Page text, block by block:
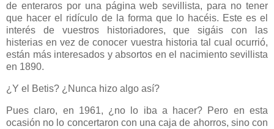
de enteraros por una página web sevillista, para no tener
que hacer el ridículo de la forma que lo hacéis. Este es el
interés de vuestros historiadores, que sigáis con las
histerias en vez de conocer vuestra historia tal cual ocurrió,
están más interesados y absortos en el nacimiento sevillista
en 1890.
¿Y el Betis? ¿Nunca hizo algo así?
Pues claro, en 1961, ¿no lo iba a hacer? Pero en esta
ocasión no lo concertaron con una caja de ahorros, sino con